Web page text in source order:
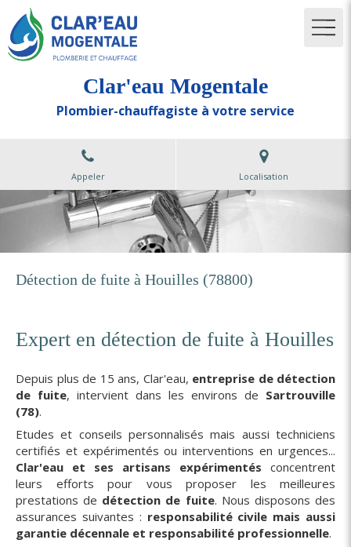
Clar'eau Mogentale
Plombier-chauffagiste à votre service
Appeler Localisation
Détection de fuite à Houilles (78800)
Expert en détection de fuite à Houilles
Depuis plus de 15 ans, Clar'eau, entreprise de détection
de fuite, intervient dans les environs de Sartrouville
(78).
Etudes et conseils personnalisés mais aussi techniciens
certifiés et expérimentés ou interventions en urgences...
Clar'eau et ses artisans expérimentés concentrent
leurs efforts pour vous proposer les meilleures
prestations de détection de fuite. Nous disposons des
assurances suivantes : responsabilité civile mais aussi
garantie décennale et responsabilité professionnelle.